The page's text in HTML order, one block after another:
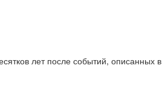
лет после событий, описанных в